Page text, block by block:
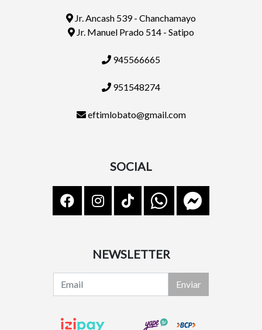
Jr. Ancash 539 - Chanchamayo
Jr. Manuel Prado 514 - Satipo
945566665
951548274
eftimlobato@gmail.com
SOCIAL
NEWSLETTER
Enviar